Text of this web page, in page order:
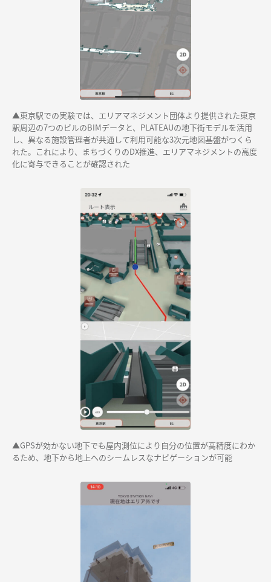
▲東京駅での実験では、エリアマネジメント団体より提供された東京
駅周辺の7つのビルのBIMデータと、PLATEAUの地下街モデルを活用
し、異なる施設管理者が共通して利用可能な3次元地図基盤がつくら
れた。これにより、まちづくりのDX推進、エリアマネジメントの高度
化に寄与できることが確認された
▲GPSが効かない地下でも屋内測位により自分の位置が高精度にわか
るため、地下から地上へのシームレスなナビゲーションが可能